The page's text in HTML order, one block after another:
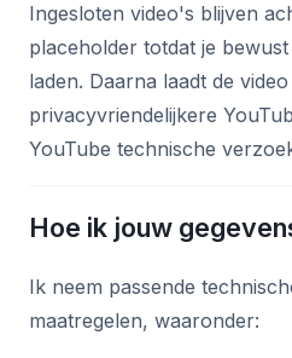
Ingesloten video's blijven
placeholder totdat je
laden. Daarna laadt de
privacyvriendelijkere
YouTube technische
Hoe ik jouw
Ik neem passende
maatregelen, waaronder: